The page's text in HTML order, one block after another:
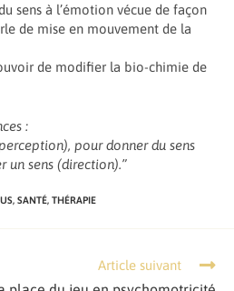
sens à l’émotion vécue de façon
de mise en mouvement de la
de modifier la bio-chimie de
:
pour donner du sens
un sens (direction).”
, SANTÉ, THÉRAPIE
Article suivant